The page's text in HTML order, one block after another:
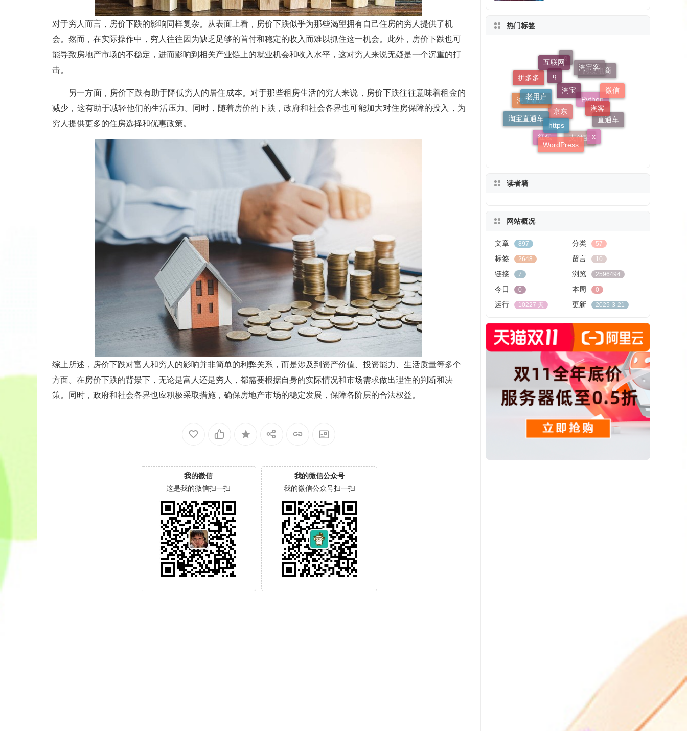
对于穷人 而言，房价下跌的影响同样复杂。从表面上看，房价下跌似乎为那些渴望拥有自己住房的穷人提供了机
会。然而，在实际操作中，穷人往往因为缺乏足够的首付和稳定的收入而难以抓住这一机会。此外，房价下跌也可
能导致房地产市场的不稳定，进而影响到相关产业链上的就业机会和收入水平，这对穷人来说无疑是一个沉重的打
击。
另一方面，房价下跌有助于降低穷人的居住成本。对于那些租房生活的穷人来说，房价下跌往往意味着租金的
减少，这有助于减轻他们的生活压力。同时，随着房价的下跌，政府和社会各界也可能加大对住房保障的投入，为
穷人提供更多的住房选择和优惠政策。
综上所述，房价下跌对富人和穷人的影响并非简单的利弊关系，而是涉及到资产价值、投资能力、生活质量等多个
方面。在房价下跌的背景下，无论是富人还是穷人，都需要根据自身的实际情况和市场需求做出理性的判断和决
策。同时，政府和社会各界也应积极采取措施，确保房地产市场的稳定发展，保障各阶层的合法权益。
我的微信
这是我的微信扫一扫
我的微信公众号
我的微信公众号扫一扫
热门标签
q
g
跨境电商
Python
京东
淘宝新店
拼多多
互联网 淘宝客
微信
直通车
支付宝
红包
淘宝直通车
老用户
淘宝
淘客
x
WordPress
https
读者墙
网站概况
文章 897 分类 57
标签 2648 留言 10
链接 7 浏览 2596494
今日 0 本周 0
运行 10227 天 更新 2025-3-21